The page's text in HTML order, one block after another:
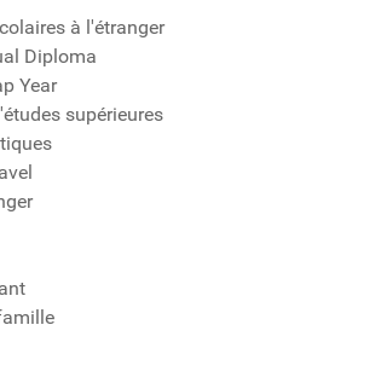
à l'étranger
Diploma
Year
supérieures